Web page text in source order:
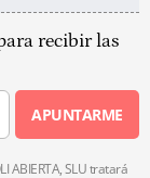
recibir las
APUNTARME
ABIERTA, SLU tratará